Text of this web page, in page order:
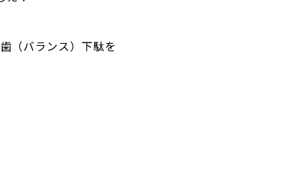
（バランス）下駄を